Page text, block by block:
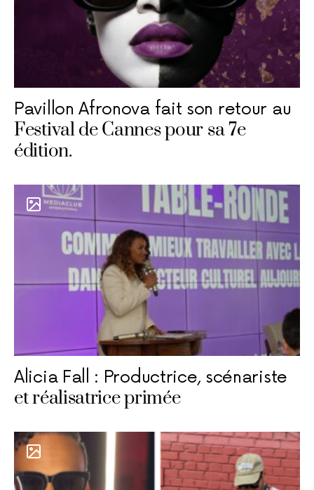
Pavillon Afronova fait son retour au
Festival de Cannes pour sa 7e
édition.
Alicia Fall : Productrice, scénariste
et réalisatrice primée